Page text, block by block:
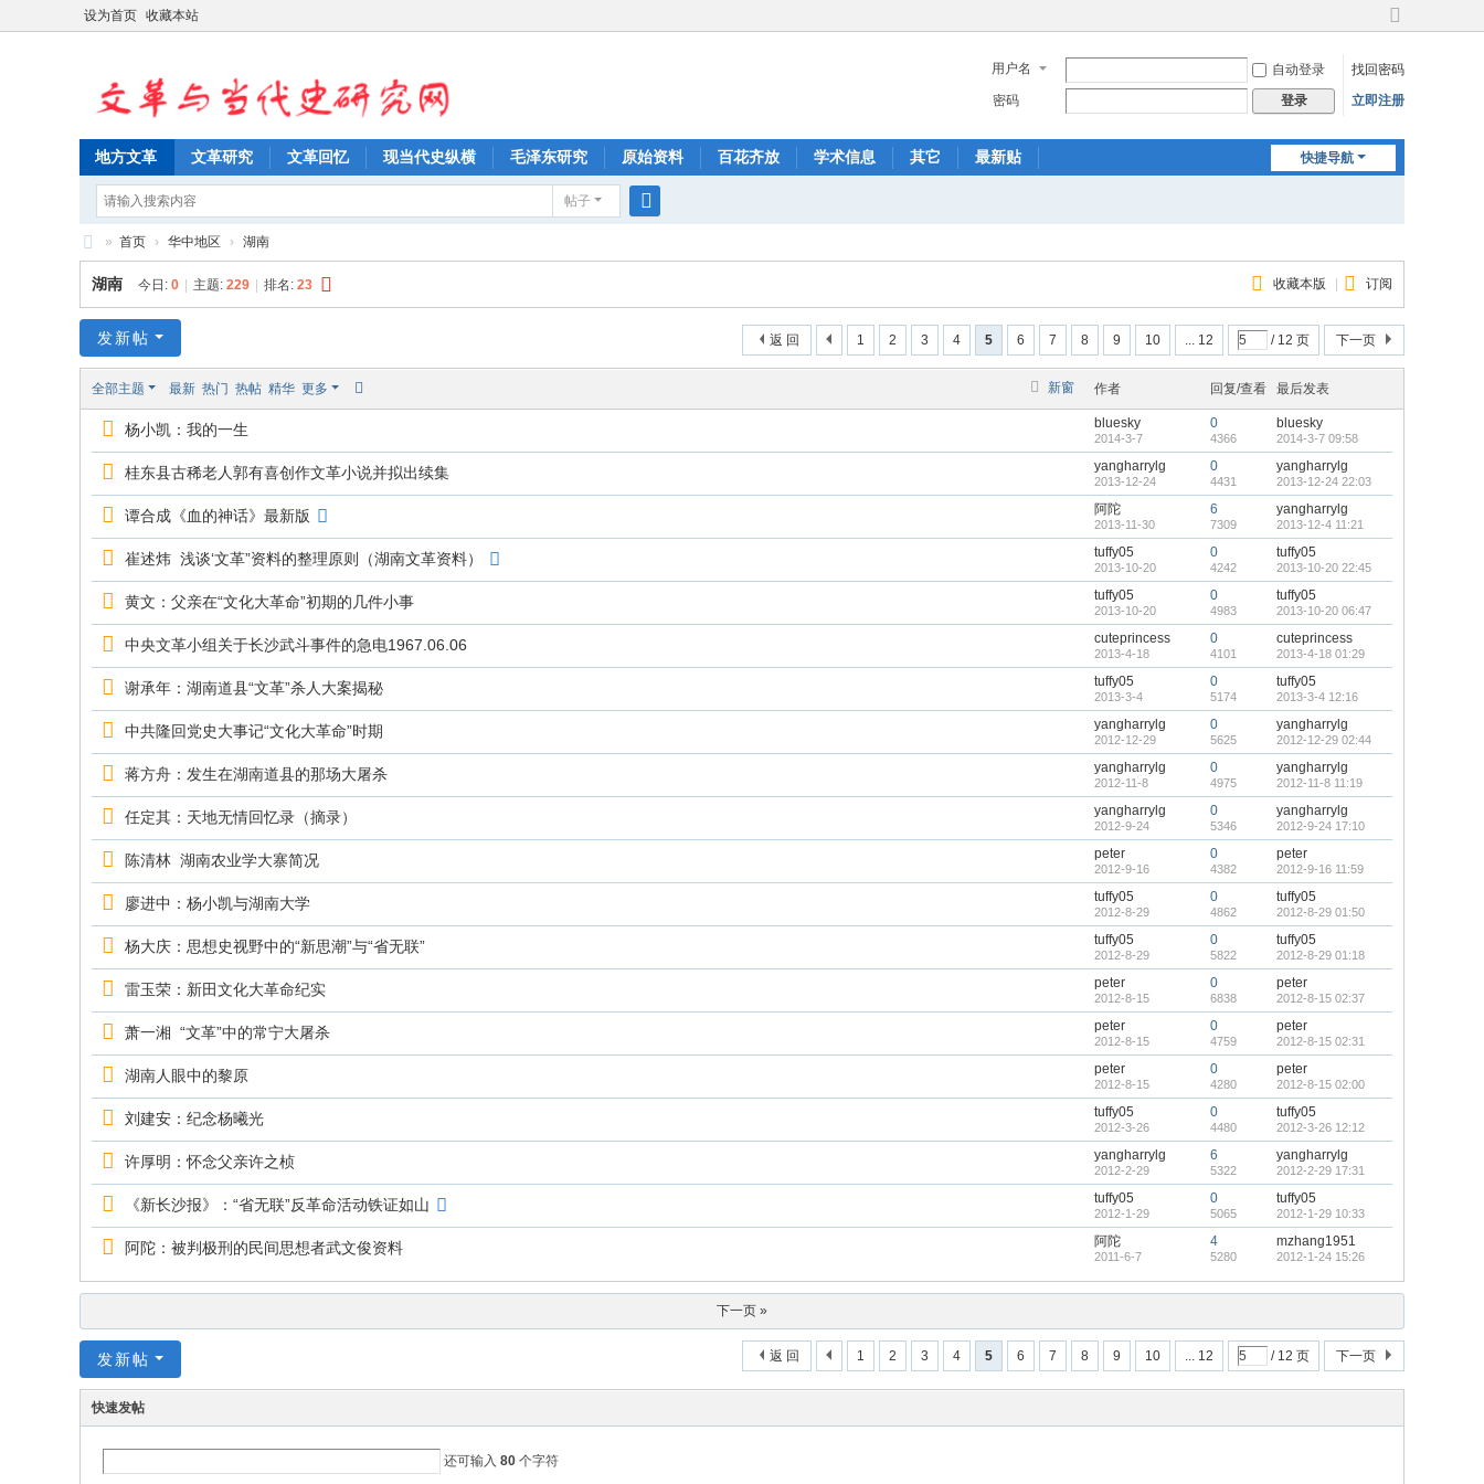
设为首页 收藏本站
切
到
宽
用户名 自动登录
找回密码
密码
登录 立即注册
快捷导航
地方文革 文革研究 文革回忆 现当代史纵横 毛泽东研究 原始资料 百花齐放 学术信息 其它 最新贴
帖子
索
文
革
当
究
» 首页 › 华中地区 › 湖南
收藏本版 订阅
湖南 今日: 0 主题: 229 排名: 23
1 2 3 4 5 6 7 8 9 10 ... 12 / 12 页 下一页
返 回
发新帖
新窗
全部主题 最新 热门 热帖 精华 更多 作者 回复/查看 最后发表
杨小凯：我的一生 bluesky
2014-3-7
0
4366
bluesky
2014-3-7 09:58
桂东县古稀老人郭有喜创作文革小说并拟出续集 yangharrylg
2013-12-24
0
4431
yangharrylg
2013-12-24 22:03
谭合成《血的神话》最新版 阿陀
2013-11-30
6
7309
yangharrylg
2013-12-4 11:21
崔述炜 浅谈‘文革”资料的整理原则（湖南文革资料） tuffy05
2013-10-20
0
4242
tuffy05
2013-10-20 22:45
黄文：父亲在“文化大革命”初期的几件小事 tuffy05
2013-10-20
0
4983
tuffy05
2013-10-20 06:47
中央文革小组关于长沙武斗事件的急电1967.06.06 cuteprincess
2013-4-18
0
4101
cuteprincess
2013-4-18 01:29
谢承年：湖南道县“文革”杀人大案揭秘 tuffy05
2013-3-4
0
5174
tuffy05
2013-3-4 12:16
中共隆回党史大事记“文化大革命”时期 yangharrylg
2012-12-29
0
5625
yangharrylg
2012-12-29 02:44
蒋方舟：发生在湖南道县的那场大屠杀 yangharrylg
2012-11-8
0
4975
yangharrylg
2012-11-8 11:19
任定其：天地无情回忆录（摘录） yangharrylg
2012-9-24
0
5346
yangharrylg
2012-9-24 17:10
陈清林 湖南农业学大寨简况 peter
2012-9-16
0
4382
peter
2012-9-16 11:59
廖进中：杨小凯与湖南大学 tuffy05
2012-8-29
0
4862
tuffy05
2012-8-29 01:50
杨大庆：思想史视野中的“新思潮”与“省无联” tuffy05
2012-8-29
0
5822
tuffy05
2012-8-29 01:18
雷玉荣：新田文化大革命纪实 peter
2012-8-15
0
6838
peter
2012-8-15 02:37
萧一湘 “文革”中的常宁大屠杀 peter
2012-8-15
0
4759
peter
2012-8-15 02:31
湖南人眼中的黎原 peter
2012-8-15
0
4280
peter
2012-8-15 02:00
刘建安：纪念杨曦光 tuffy05
2012-3-26
0
4480
tuffy05
2012-3-26 12:12
许厚明：怀念父亲许之桢 yangharrylg
2012-2-29
6
5322
yangharrylg
2012-2-29 17:31
《新长沙报》：“省无联”反革命活动铁证如山 tuffy05
2012-1-29
0
5065
tuffy05
2012-1-29 10:33
阿陀：被判极刑的民间思想者武文俊资料 阿陀
2011-6-7
4
5280
mzhang1951
2012-1-24 15:26
下一页 »
1 2 3 4 5 6 7 8 9 10 ... 12 / 12 页 下一页
返 回
发新帖
快速发帖
还可输入 80 个字符